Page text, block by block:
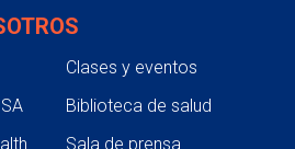
Clases y eventos
Biblioteca de salud
Sala de prensa